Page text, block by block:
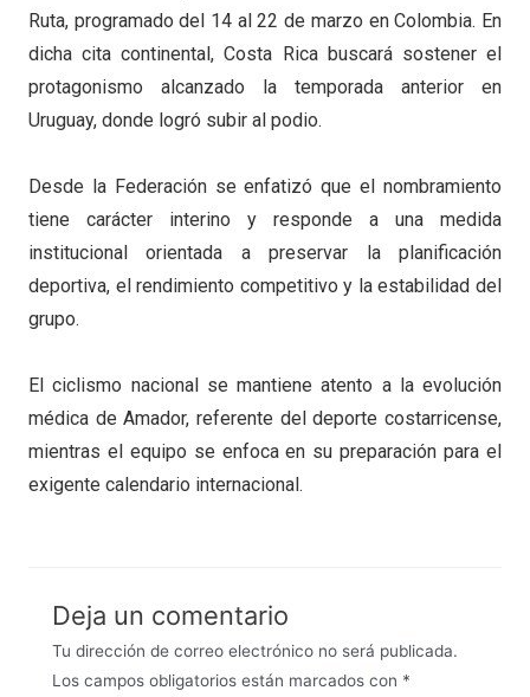
Ruta, programado del 14 al 22 de marzo en Colombia. En
dicha cita continental, Costa Rica buscará sostener el
protagonismo alcanzado la temporada anterior en
Uruguay, donde logró subir al podio.
Desde la Federación se enfatizó que el nombramiento
tiene carácter interino y responde a una medida
institucional orientada a preservar la planificación
deportiva, el rendimiento competitivo y la estabilidad del
grupo.
El ciclismo nacional se mantiene atento a la evolución
médica de Amador, referente del deporte costarricense,
mientras el equipo se enfoca en su preparación para el
exigente calendario internacional.
Deja un comentario
Tu dirección de correo electrónico no será publicada.
Los campos obligatorios están marcados con *